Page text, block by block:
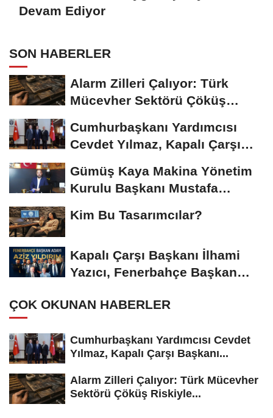
Devam Ediyor
SON HABERLER
Alarm Zilleri Çalıyor: Türk
Mücevher Sektörü Çöküş
Cumhurbaşkanı Yardımcısı
Cevdet Yılmaz, Kapalı Çarşı
Gümüş Kaya Makina Yönetim
Kurulu Başkanı Mustafa
Kim Bu Tasarımcılar?
Kapalı Çarşı Başkanı İlhami
Yazıcı, Fenerbahçe Başkan
ÇOK OKUNAN HABERLER
Cumhurbaşkanı Yardımcısı Cevdet
Yılmaz, Kapalı Çarşı Başkanı...
Alarm Zilleri Çalıyor: Türk Mücevher
Sektörü Çöküş Riskiyle...